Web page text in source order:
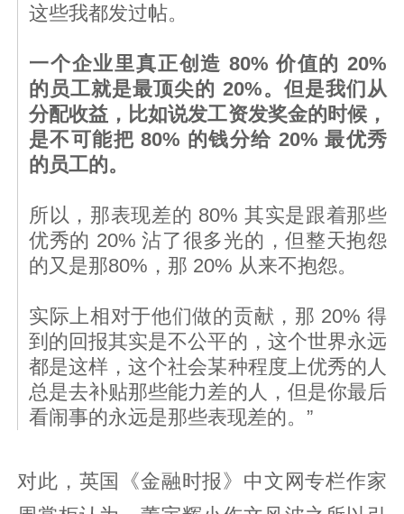
这些我都发过帖。
一个企业里真正创造 80% 价值的 20%
的员工就是最顶尖的 20%。但是我们从
分配收益，比如说发工资发奖金的时候，
是不可能把 80% 的钱分给 20% 最优秀
的员工的。
所以，那表现差的 80% 其实是跟着那些
优秀的 20% 沾了很多光的，但整天抱怨
的又是那80%，那 20% 从来不抱怨。
实际上相对于他们做的贡献，那 20% 得
到的回报其实是不公平的，这个世界永远
都是这样，这个社会某种程度上优秀的人
总是去补贴那些能力差的人，但是你最后
看闹事的永远是那些表现差的。”
对此，英国《金融时报》中文网专栏作家